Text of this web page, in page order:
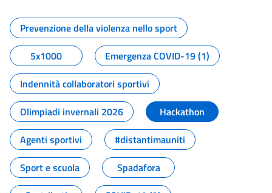
Tutti i contenuti della pagina
Prevenzione della violenza nello sport
5x1000
Emergenza COVID-19 (1)
Indennità collaboratori sportivi
Olimpiadi invernali 2026
Hackathon
Agenti sportivi
#distantimauniti
Sport e scuola
Spadafora